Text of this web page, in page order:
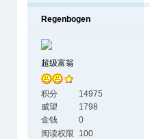
Regenbogen
超级富翁
积分
14975
威望
1798
金钱
0
阅读权限
100